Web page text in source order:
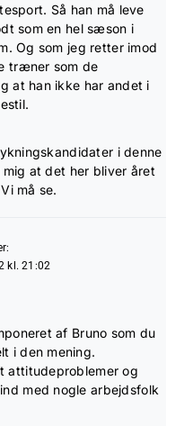
Så han må leve
som en hel sæson i
Og som jeg retter imod
træner som de
at han ikke har andet i
i denne
at det her bliver året
må se.
kl. 21:02
af Bruno som du
i den mening.
attitudeproblemer og
med nogle arbejdsfolk